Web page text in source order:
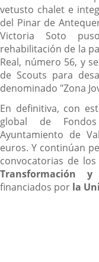
vetusto chalet e
del Pinar de
Victoria Soto
rehabilitación de la
Real, número 56, y
de Scouts para
denominado "Zona
En definitiva, con
global de
Ayuntamiento de
euros. Y continúan
convocatorias de los
Transformación y
financiados por la